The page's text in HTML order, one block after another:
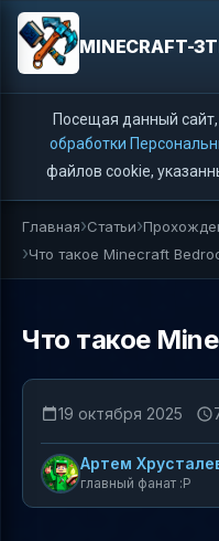
MINECRAFT-
Посещая данный
обработки
файлов cookie,
Главная Статьи
Что такое Minecraft
Что такое
19 октября 2025
Артем
главный фанат :P